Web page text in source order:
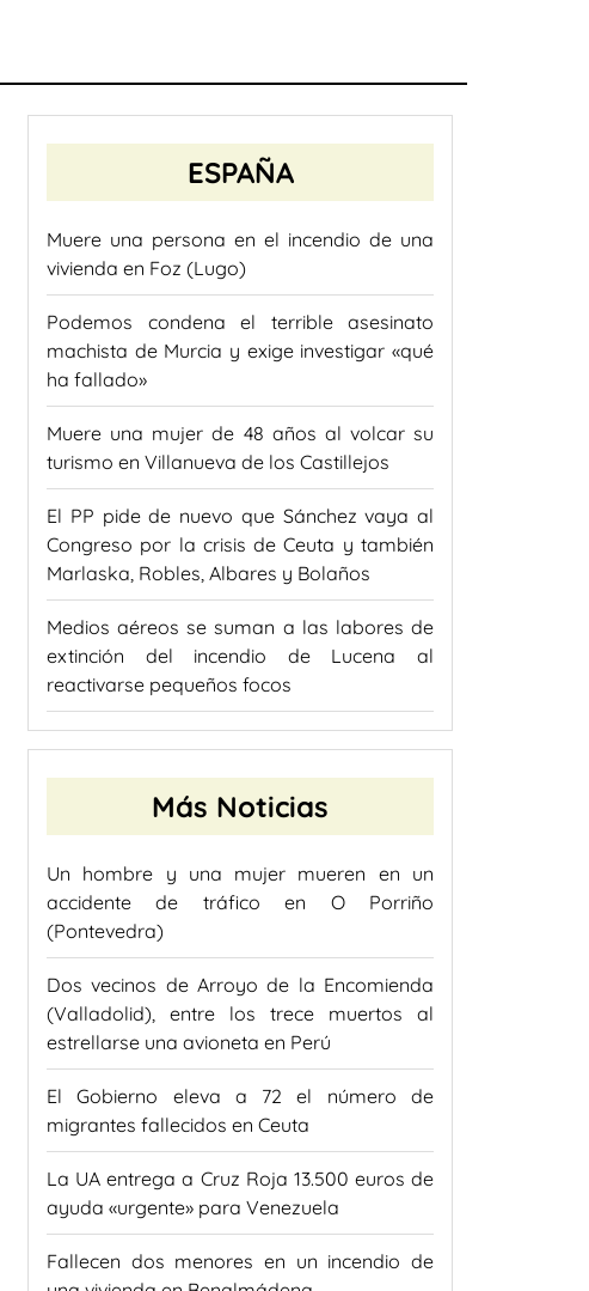
ESPAÑA
Muere una persona en el incendio de una
vivienda en Foz (Lugo)
Podemos condena el terrible asesinato
machista de Murcia y exige investigar «qué
ha fallado»
Muere una mujer de 48 años al volcar su
turismo en Villanueva de los Castillejos
El PP pide de nuevo que Sánchez vaya al
Congreso por la crisis de Ceuta y también
Marlaska, Robles, Albares y Bolaños
Medios aéreos se suman a las labores de
extinción del incendio de Lucena al
reactivarse pequeños focos
Más Noticias
Un hombre y una mujer mueren en un
accidente de tráfico en O Porriño
(Pontevedra)
Dos vecinos de Arroyo de la Encomienda
(Valladolid), entre los trece muertos al
estrellarse una avioneta en Perú
El Gobierno eleva a 72 el número de
migrantes fallecidos en Ceuta
La UA entrega a Cruz Roja 13.500 euros de
ayuda «urgente» para Venezuela
Fallecen dos menores en un incendio de